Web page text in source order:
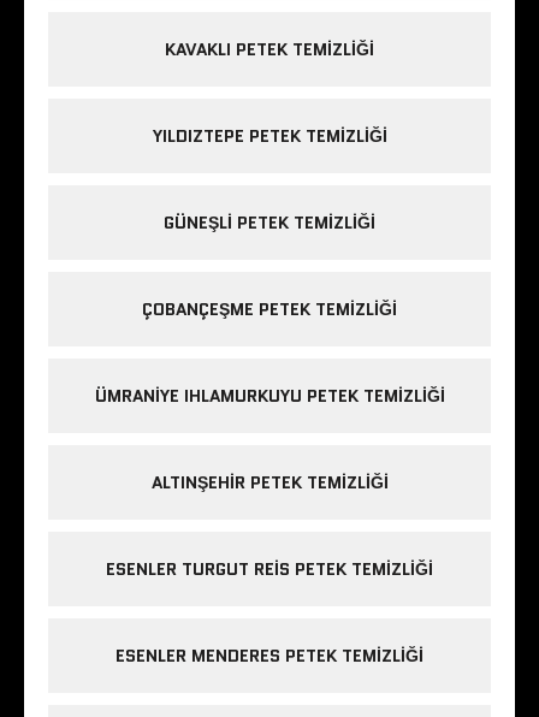
KAVAKLI PETEK TEMIZLIĞI
YILDIZTEPE PETEK TEMIZLIĞI
GÜNEŞLI PETEK TEMIZLIĞI
ÇOBANÇEŞME PETEK TEMIZLIĞI
ÜMRANIYE IHLAMURKUYU PETEK TEMIZLIĞI
ALTINŞEHIR PETEK TEMIZLIĞI
ESENLER TURGUT REIS PETEK TEMIZLIĞI
ESENLER MENDERES PETEK TEMIZLIĞI